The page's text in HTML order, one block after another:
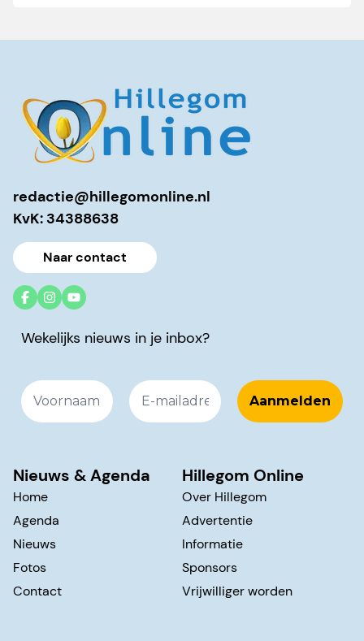
redactie@hillegomonline.nl
KvK: 34388638
Naar contact
Wekelijks nieuws in je inbox?
Nieuws & Agenda
Home
Agenda
Nieuws
Fotos
Contact
Hillegom Online
Over Hillegom
Advertentie
Informatie
Sponsors
Vrijwilliger worden